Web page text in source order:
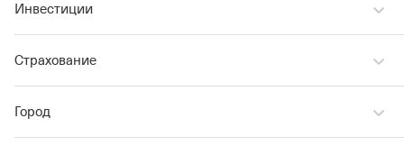
Инвестиции
Страхование
Город